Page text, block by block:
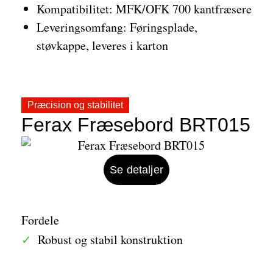
Kompatibilitet: MFK/OFK 700 kantfræsere
Leveringsomfang: Føringsplade,
støvkappe, leveres i karton
Præcision og stabilitet
Ferax Fræsebord BRT015
Fordele
Robust og stabil konstruktion
Se detaljer